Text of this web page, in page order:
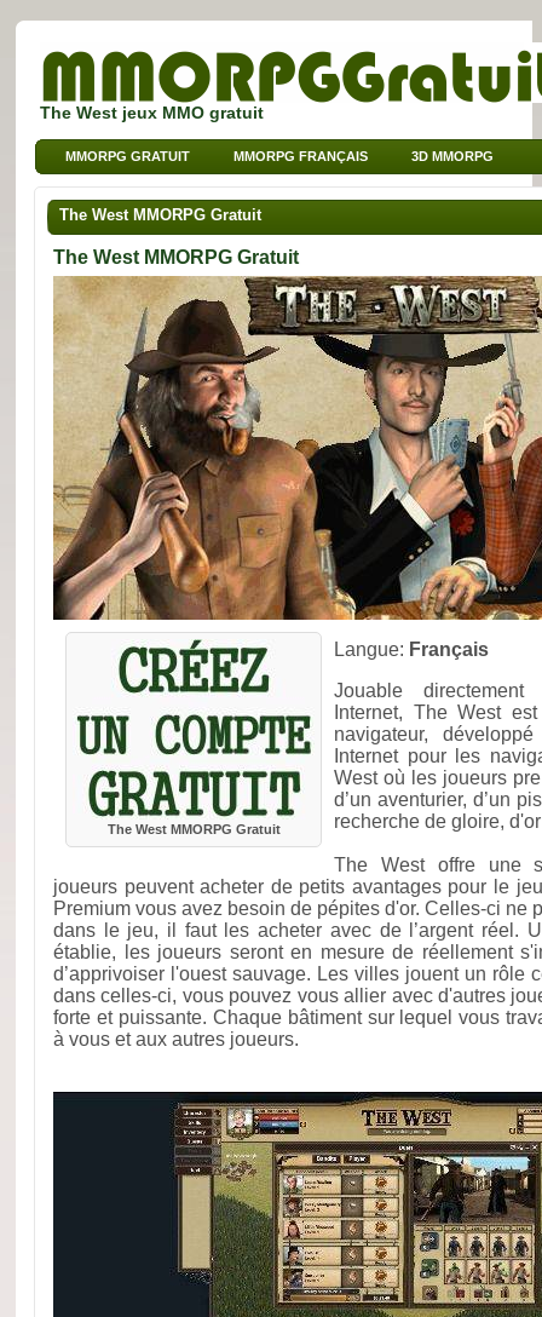
The West jeux MMO gratuit
MMORPG GRATUIT MMORPG FRANÇAIS 3D MMORPG
JEUX SUR NAVIGATEUR MMO POUR ENFANTS
MMO DE SPORT
The West MMORPG Gratuit
The West MMORPG Gratuit
The West MMORPG Gratuit
Langue: Français
Jouable
Internet, The West
navigateur,
Internet pour les
West où les joueurs
d’un aventurier, d’un
recherche de gloire,
The West offre une
joueurs peuvent acheter de petits avantages pour le
Premium vous avez besoin de pépites d'or. Celles-ci ne
dans le jeu, il faut les acheter avec de l’argent réel.
établie, les joueurs seront en mesure de réellement
d’apprivoiser l'ouest sauvage. Les villes jouent un rôle
dans celles-ci, vous pouvez vous allier avec d'autres
forte et puissante. Chaque bâtiment sur lequel vous
à vous et aux autres joueurs.